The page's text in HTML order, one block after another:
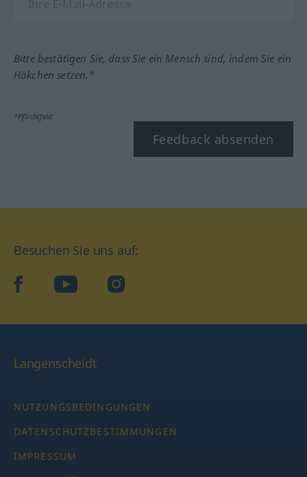
Bitte bestätigen Sie, dass Sie ein Mensch sind, indem Sie ein
Häkchen setzen.*
*Pflichtfeld
Feedback absenden
Besuchen Sie uns auf:
facebookYouTube Instagram
Langenscheidt
NUTZUNGSBEDINGUNGEN
DATENSCHUTZBESTIMMUNGEN
IMPRESSUM